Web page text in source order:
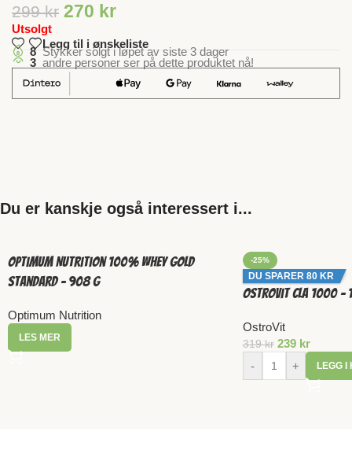
299kr 270 kr
Utsolgt
Legg til i ønskeliste
8 Stykker solgt i løpet av siste 3 dager
3 andre personer ser på dette produktet nå!
Du er kanskje også interessert i...
Optimum Nutrition 100% Whey Gold
Standard – 908 g
Optimum Nutrition
LES MER
-25%
DU SPARER 80 KR
OstroVit CLA 1000 –
OstroVit
319kr 239 kr
-
+ LEGG I